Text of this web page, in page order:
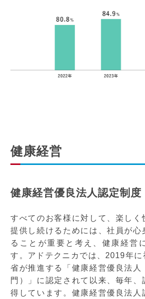
健康経営
健康経営優良法人認定制度
すべてのお客様に対して、楽しく
提供し続けるためには、社員が心
ることが重要と考え、健康経営
す。アドテクニカでは、2019年に
省が推進する「健康経営優良法人
門）」に認定されて以来、毎年、
得しています。健康経営優良法人